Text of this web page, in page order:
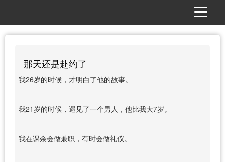
那天还是赴约了
我26岁的时候，才明白了他的故事。
我21岁的时候，遇见了一个男人，他比我大7岁。
我在课余会做兼职，有时会做礼仪。